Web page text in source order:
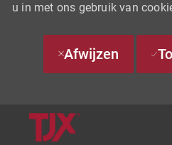
u in met ons gebruik van
Afwijzen